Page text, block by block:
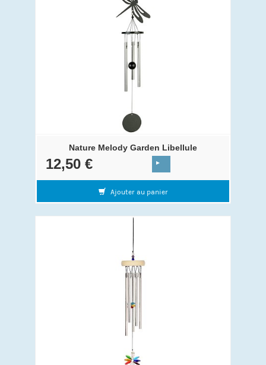
Nature Melody Garden Libellule
12,50 €
Ajouter au panier